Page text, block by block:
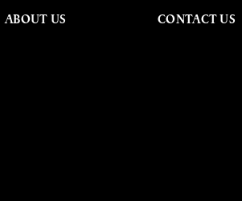
ABOUT US CONTACT US